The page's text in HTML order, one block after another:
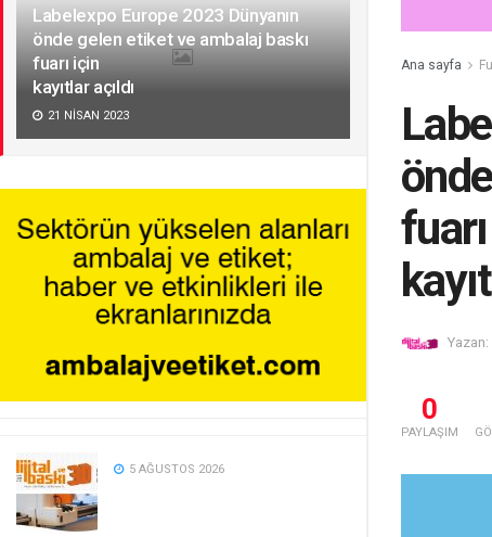
Labelexpo Europe 2023 Dünyanın
önde gelen etiket ve ambalaj baskı
fuarı için
kayıtlar açıldı
21 NISAN 2023
5 AĞUSTOS 2026
Ana sayfa
Yazan:
0
PAYLAŞIM